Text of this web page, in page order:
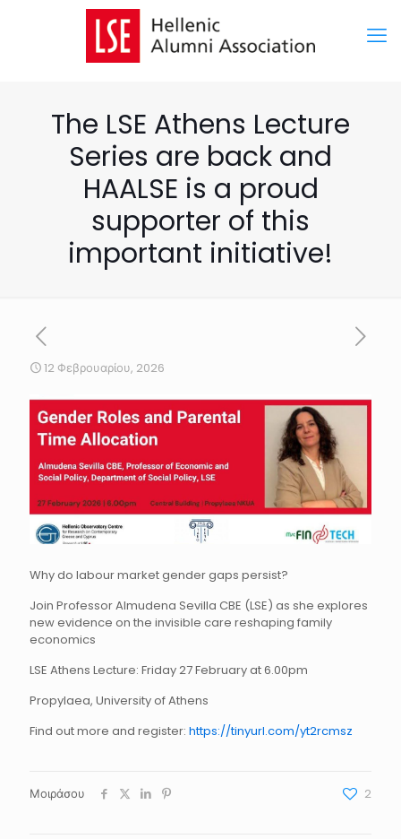
The LSE Athens Lecture
Series are back and
HAALSE is a proud
supporter of this
important initiative!
12 Φεβρουαρίου, 2026
Why do labour market gender gaps persist?
Join Professor Almudena Sevilla CBE (LSE) as she explores
new evidence on the invisible care reshaping family
economics
LSE Athens Lecture: Friday 27 February at 6.00pm
Propylaea, University of Athens
Find out more and register: https://tinyurl.com/yt2rcmsz
Μοιράσου 2